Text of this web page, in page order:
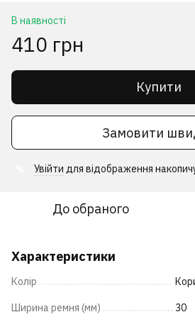
В наявності
410 грн
Купити
Замовити
Увійти для відображення
До обраного
Характеристики
Колір
Ширина ремня (мм) 30